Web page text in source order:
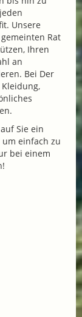
Unsere
Rat
Ihren
an
Bei Der
Sie ein
einfach zu
bei einem